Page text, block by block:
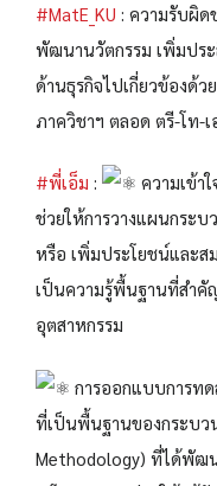
#MatE_KU : ความรับผิด
พัฒนานวัตกรรม เพิ่มปร
ด้านธุรกิจไปเกี่ยวข้องด้ว
ภาควิชาฯ ตลอด ตรี-โท-
#พี่เอ็ม :
ความเข้า
ช่วยให้การวางแผนกระ
หรือ เพิ่มประโยชน์และ
เป็นความรู้พื้นฐานที่สำคั
อุตสาหกรรม
การออกแบบการทด
ที่เป็นพื้นฐานของกระบว
Methodology) ที่ได้พัฒ